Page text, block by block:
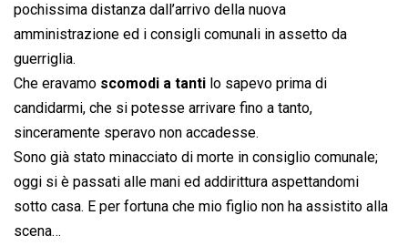
pochissima distanza dall’arrivo della nuova
amministrazione ed i consigli comunali in assetto da
guerriglia.
Che eravamo scomodi a tanti lo sapevo prima di
candidarmi, che si potesse arrivare fino a tanto,
sinceramente speravo non accadesse.
Sono già stato minacciato di morte in consiglio comunale;
oggi si è passati alle mani ed addirittura aspettandomi
sotto casa. E per fortuna che mio figlio non ha assistito alla
scena…